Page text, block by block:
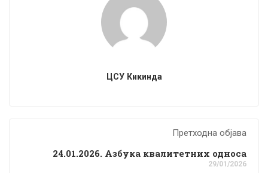
ЦСУ Кикинда
Претходна објава
24.01.2026. Азбука квалитетних односа
29/01/2026